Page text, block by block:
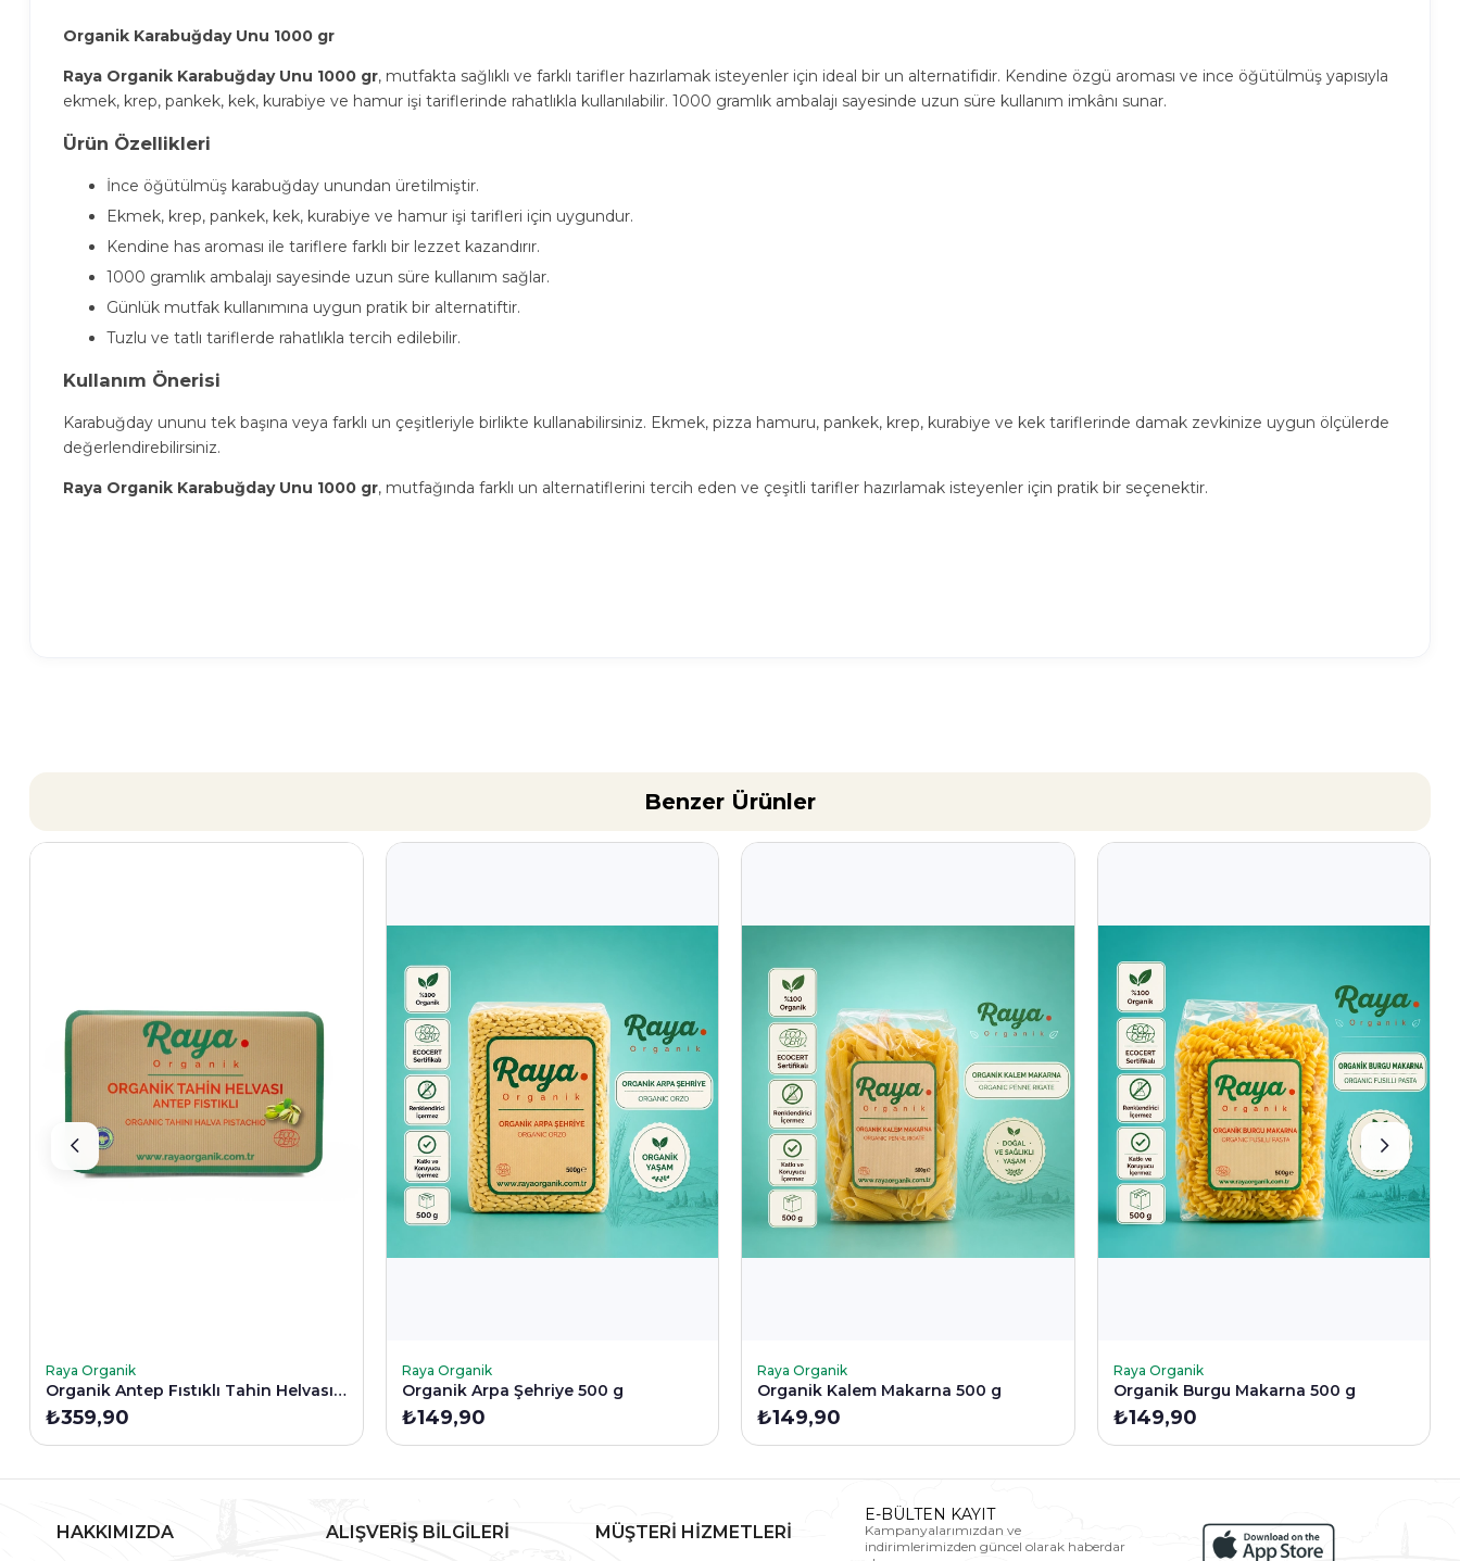
Organik Karabuğday Unu 1000 gr
Raya Organik Karabuğday Unu 1000 gr, mutfakta sağlıklı ve farklı tarifler hazırlamak isteyenler için ideal bir un alternatifidir. Kendine özgü aroması ve ince öğütülmüş yapısıyla
ekmek, krep, pankek, kek, kurabiye ve hamur işi tariflerinde rahatlıkla kullanılabilir. 1000 gramlık ambalajı sayesinde uzun süre kullanım imkânı sunar.
Ürün Özellikleri
İnce öğütülmüş karabuğday unundan üretilmiştir.
Ekmek, krep, pankek, kek, kurabiye ve hamur işi tarifleri için uygundur.
Kendine has aroması ile tariflere farklı bir lezzet kazandırır.
1000 gramlık ambalajı sayesinde uzun süre kullanım sağlar.
Günlük mutfak kullanımına uygun pratik bir alternatiftir.
Tuzlu ve tatlı tariflerde rahatlıkla tercih edilebilir.
Kullanım Önerisi
Karabuğday ununu tek başına veya farklı un çeşitleriyle birlikte kullanabilirsiniz. Ekmek, pizza hamuru, pankek, krep, kurabiye ve kek tariflerinde damak zevkinize uygun ölçülerde
değerlendirebilirsiniz.
Raya Organik Karabuğday Unu 1000 gr, mutfağında farklı un alternatiflerini tercih eden ve çeşitli tarifler hazırlamak isteyenler için pratik bir seçenektir.
Benzer Ürünler
SEPETE EKLE
Raya Organik
Organik Antep Fıstıklı Tahin Helvası 200 Gr
₺359,90
SEPETE EKLE
Raya Organik
Organik Arpa Şehriye 500 g
₺149,90
SEPETE EKLE
Raya Organik
Organik Kalem Makarna 500 g
₺149,90
SEPETE EKLE
Raya Organik
Organik Burgu Makarna 500 g
₺149,90
HAKKIMIZDA ALIŞVERİŞ BİLGİLERİ MÜŞTERİ HİZMETLERİ
E-BÜLTEN KAYIT
Kampanyalarımızdan ve
indirimlerimizden güncel olarak haberdar